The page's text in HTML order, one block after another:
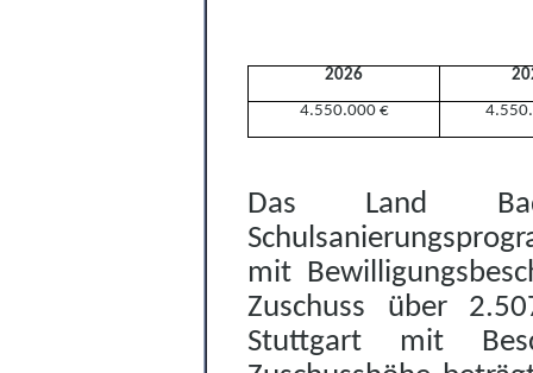
2026
4.550.000 €
Das Land
mit
Zuschuss über
Stuttgart mit